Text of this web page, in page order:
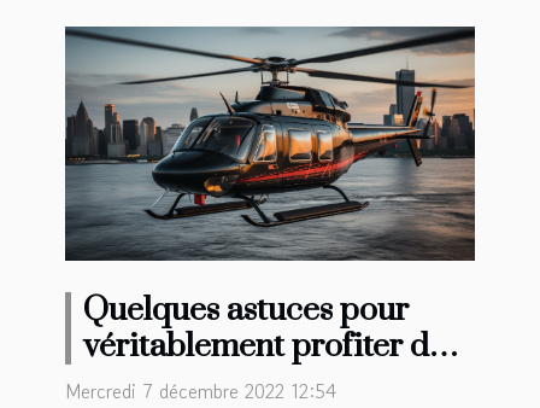
Quelques astuces pour
véritablement profiter de
votre survol en hélicoptère
Mercredi 7 décembre 2022 12:54